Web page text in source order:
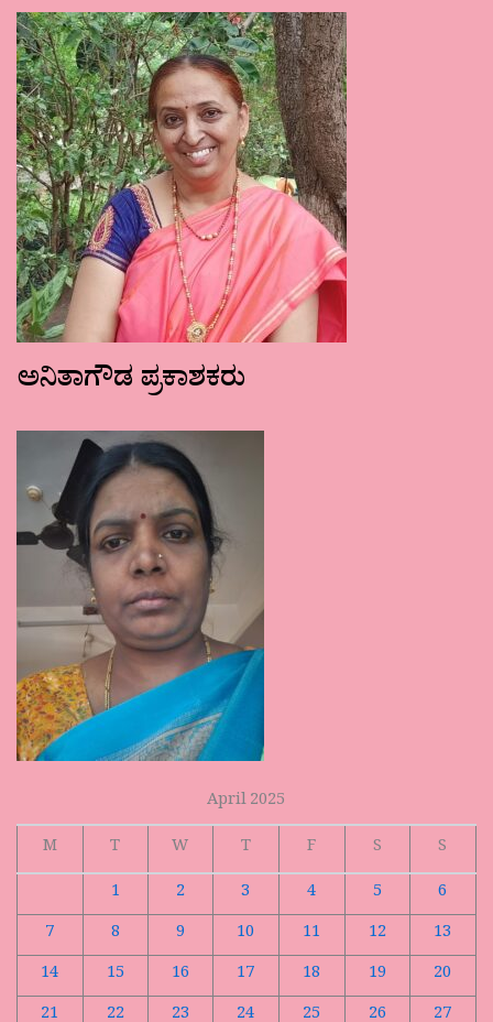
ಅನಿತಾಗೌಡ ಪ್ರಕಾಶಕರು
April 2025
M
T W T F S
S
1
2 3 4 5
6
7
8 9 10 11 12
13
14
15 16 17 18 19
20
21
22 23 24 25 26 27